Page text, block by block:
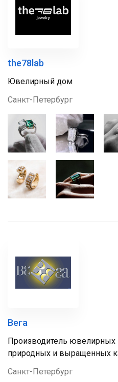
the78lab
Ювелирный дом
Санкт-Петербург
Вега
Производитель ювелирных
природных и выращенных
Санкт-Петербург